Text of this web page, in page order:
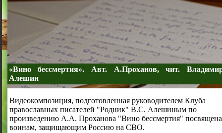
«Вино бессмертия». Авт. А.Проханов, чит.
Алешин
Видеокомпозиция, подготовленная руководителем Клуба
православных писателей "Родник" В.С. Алешиным по
произведению А.А. Проханова "Вино бессмертия" посвящена
воинам, защищающим Россию на СВО.